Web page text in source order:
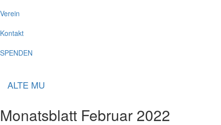
Verein
Kontakt
SPENDEN
ALTE MU
Monatsblatt Februar 2022